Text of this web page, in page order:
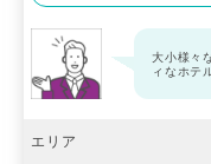
大小様々
ィなホテ
エリア